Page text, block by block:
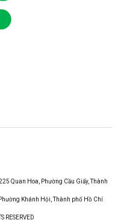
Quan Hoa, Phường Cầu Giấy, Thành
Khánh Hội, Thành phố Hồ Chí
RESERVED